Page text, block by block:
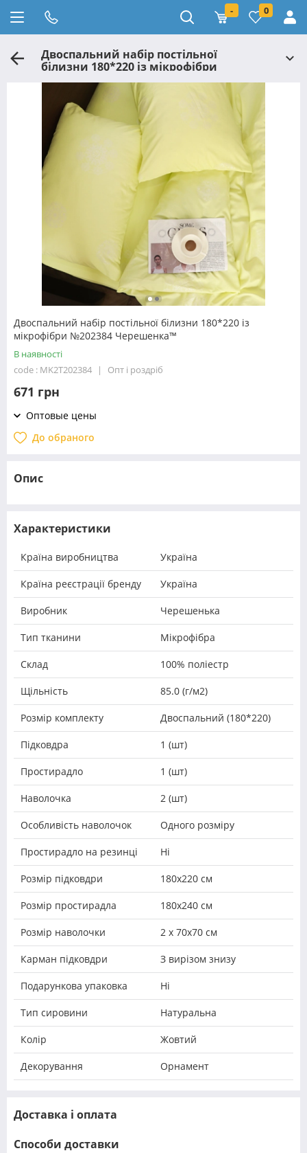
- 0
Двоспальний набір постільної
білизни 180*220 із мікрофібри
№202384 Черешенка™
Двоспальний набір постільної білизни 180*220 із
мікрофібри №202384 Черешенка™
В наявності
code : MK2T202384
Опт і роздріб
671 грн
Оптовые цены
До обраного
Опис
Характеристики
Країна виробництва Україна
Країна реєстрації бренду Україна
Виробник Черешенька
Тип тканини Мікрофібра
Склад 100% поліестр
Щільність 85.0 (г/м2)
Розмір комплекту Двоспальний (180*220)
Підковдра 1 (шт)
Простирадло 1 (шт)
Наволочка 2 (шт)
Особливість наволочок Одного розміру
Простирадло на резинці Ні
Розмір підковдри 180х220 см
Розмір простирадла 180x240 см
Розмір наволочки 2 х 70х70 см
Карман підковдри З вирізом знизу
Подарункова упаковка Ні
Тип сировини Натуральна
Колір Жовтий
Декорування Орнамент
Доставка і оплата
Способи доставки